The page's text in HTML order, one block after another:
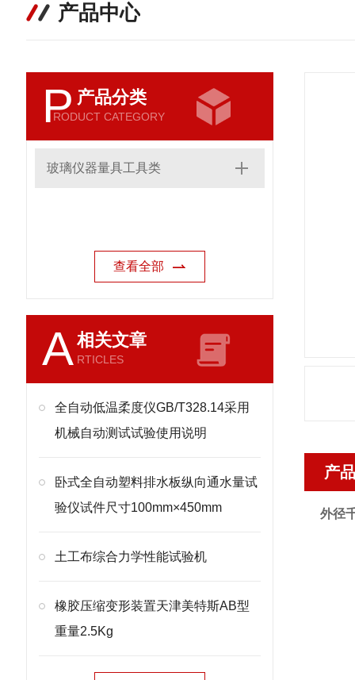
产品中心
P 产品分类
RODUCT CATEGORY
玻璃仪器量具工具类
查看全部
A相关文章
RTICLES
全自动低温柔度仪GB/T328.14采用
机械自动测试试验使用说明
卧式全自动塑料排水板纵向通水量试
验仪试件尺寸100mm×450mm
土工布综合力学性能试验机
橡胶压缩变形装置天津美特斯AB型
重量2.5Kg
产
外径